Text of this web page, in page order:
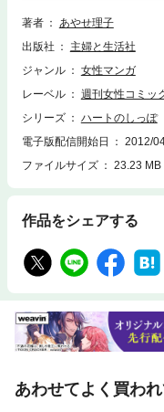
ト迷惑」「美青年はネコ科」
著者
あやせ理子
出版社
主婦と生活社
ジャンル
女性マンガ
レーベル
週刊女性コミッ
シリーズ
ハートのしっぽ
電子版配信開始日
2012/
ファイルサイズ
23.23 MB
作品をシェアする
あわせてよく買わ